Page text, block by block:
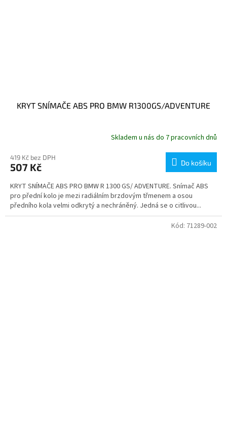
KRYT SNÍMAČE ABS PRO BMW R1300GS/ADVENTURE
Skladem u nás do 7 pracovních dnů
419 Kč bez DPH
507 Kč Do košíku
KRYT SNÍMAČE ABS PRO BMW R 1300 GS/ ADVENTURE. Snímač ABS
pro přední kolo je mezi radiálním brzdovým třmenem a osou
předního kola velmi odkrytý a nechráněný. Jedná se o citlivou...
Kód: 71289-002